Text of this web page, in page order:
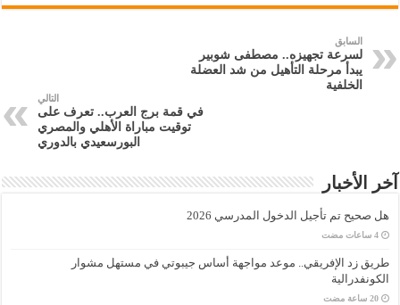
السابق
لسرعة تجهيزه.. مصطفى شوبير
يبدأ مرحلة التأهيل من شد العضلة
الخلفية
التالي
في قمة برج العرب.. تعرف على
توقيت مباراة الأهلي والمصري
البورسعيدي بالدوري
آخر الأخبار
هل صحيح تم تأجيل الدخول المدرسي 2026
‏4 ساعات مضت
طريق زد الإفريقي.. موعد مواجهة أساس جيبوتي في مستهل مشوار
الكونفدرالية
‏20 ساعة مضت